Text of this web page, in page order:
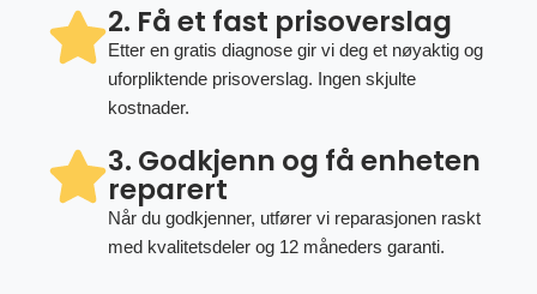
2. Få et fast prisoverslag
Etter en gratis diagnose gir vi deg et nøyaktig og
uforpliktende prisoverslag. Ingen skjulte
kostnader.
3. Godkjenn og få enheten
reparert
Når du godkjenner, utfører vi reparasjonen raskt
med kvalitetsdeler og 12 måneders garanti.